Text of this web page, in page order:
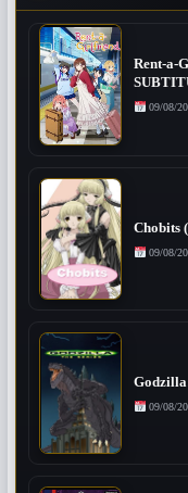
Rent-a-
09/08/
Chobits
09/08/
09/08/